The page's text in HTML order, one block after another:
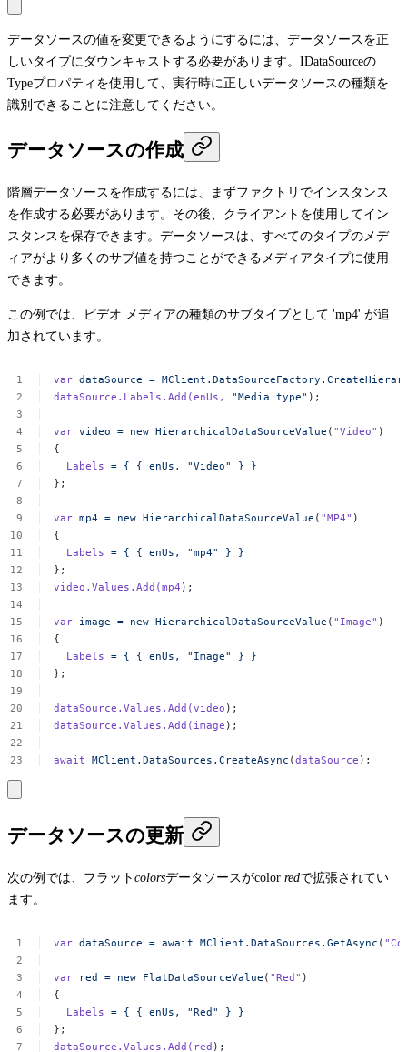
データソースの値を変更できるようにするには、データソースを正
しいタイプにダウンキャストする必要があります。 IDataSourceの
Typeプロパティを使用して、実行時に正しいデータソースの種類を
識別できることに注意してください。
データソースの作成
階層データソースを作成するには、まずファクトリでインスタンス
を作成する必要があります。その後、クライアントを使用してイン
スタンスを保存できます。データソースは、すべてのタイプのメデ
ィアがより多くのサブ値を持つことができるメディアタイプに使用
できます。
この例では、ビデオ メディアの種類のサブタイプとして 'mp4' が追
加されています。
var dataSource =
dataSource.Labels.Add(enUs,
"Media type" );
var video = new HierarchicalDataSourceValue ( "Video" )
{
Labels = { { enUs, "Video" }
}
};
var mp4 = new HierarchicalDataSourceValue ( "MP4" )
{
Labels = { { enUs, "mp4" }
}
};
video.Values.Add(mp4 );
var image = new HierarchicalDataSourceValue ( "Image" )
{
Labels = { { enUs, "Image" }
}
};
dataSource.Values.Add(video );
dataSource.Values.Add(image );
await MClient.DataSources.CreateAsync (dataSource );
データソースの更新
次の例では、フラット colorsデータソースがcolor redで拡張されてい
ます。
var dataSource = await MClient.DataSources.GetAsync (
var red = new FlatDataSourceValue ( "Red" )
{
Labels = { { enUs, "Red" }
}
};
dataSource.Values.Add(red );